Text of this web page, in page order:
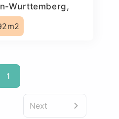
Wurttemberg,
1
Next